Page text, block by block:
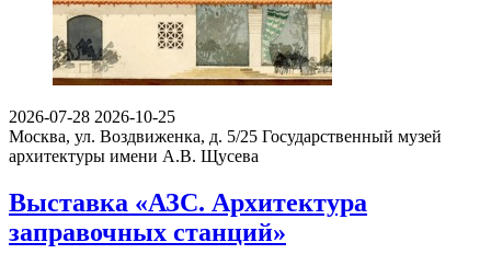
2026-07-28 2026-10-25
Москва, ул. Воздвиженка, д. 5/25 Государственный музей
архитектуры имени А.В. Щусева
Выставка «АЗС. Архитектура
заправочных станций»